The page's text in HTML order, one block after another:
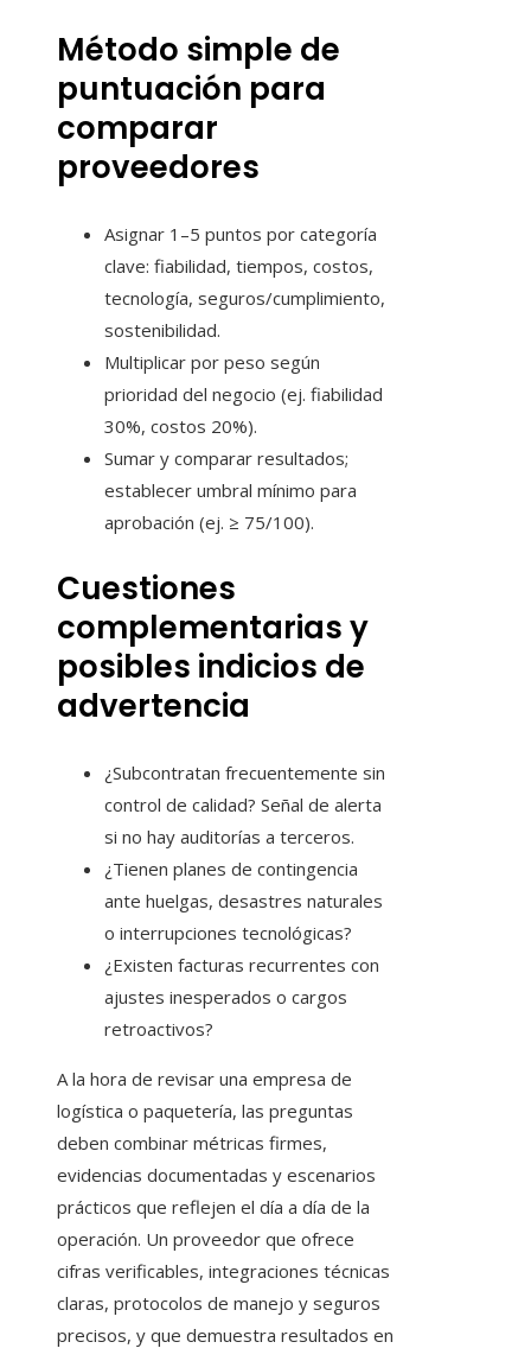
Método simple de
puntuación para
comparar
proveedores
Asignar 1–5 puntos por categoría
clave: fiabilidad, tiempos, costos,
tecnología, seguros/cumplimiento,
sostenibilidad.
Multiplicar por peso según
prioridad del negocio (ej. fiabilidad
30%, costos 20%).
Sumar y comparar resultados;
establecer umbral mínimo para
aprobación (ej. ≥ 75/100).
Cuestiones
complementarias y
posibles indicios de
advertencia
¿Subcontratan frecuentemente sin
control de calidad? Señal de alerta
si no hay auditorías a terceros.
¿Tienen planes de contingencia
ante huelgas, desastres naturales
o interrupciones tecnológicas?
¿Existen facturas recurrentes con
ajustes inesperados o cargos
retroactivos?
A la hora de revisar una empresa de
logística o paquetería, las preguntas
deben combinar métricas firmes,
evidencias documentadas y escenarios
prácticos que reflejen el día a día de la
operación. Un proveedor que ofrece
cifras verificables, integraciones técnicas
claras, protocolos de manejo y seguros
precisos, y que demuestra resultados en